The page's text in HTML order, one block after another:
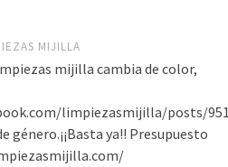
MIJILLA
mijilla cambia de color,
limpiezasmijilla/posts/
ya!! Presupuesto